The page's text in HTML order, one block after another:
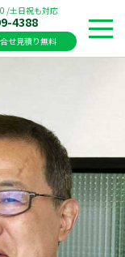
/土日祝も対応
4388
せ見積り無料